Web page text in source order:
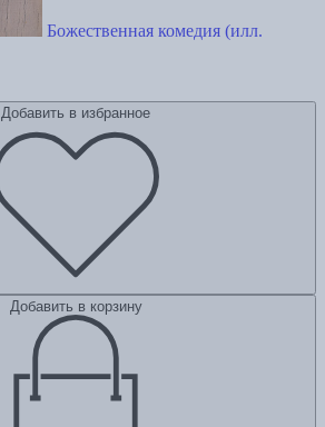
Божественная комедия (илл.
Добавить в избранное
Добавить в корзину